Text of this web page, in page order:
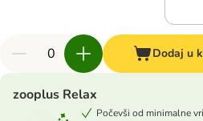
Dodaj u
zooplus Relax
Počevši od minimalne